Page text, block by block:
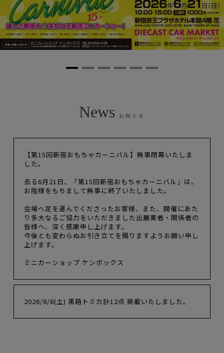
お知らせ
【第15回新宿おもちゃカーニバル】無事閉幕いたしま
した。
去る6月21日、「第15回新宿おもちゃカーニバル」は、
お陰様をもちまして無事に終了いたしました。
会場へ足を運んでくださったお客様、また、開催にあた
り多大なるご協力をいただきました出展業者・関係者の
皆様へ、深く感謝申し上げます。
今後とも変わらぬお引き立てを賜りますようお願い申し
上げます。
ミニカーショップ ケンボックス
2026/8/8(土) 黒箱トミカ計12点 掲載いたしました。